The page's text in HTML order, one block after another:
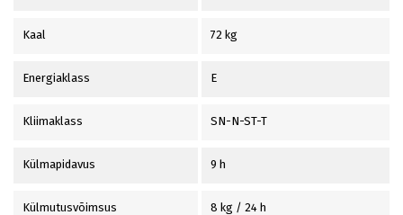
Kaal 72 kg
Energiaklass E
Kliimaklass SN-N-ST-T
Külmapidavus 9 h
Külmutusvõimsus 8 kg / 24 h